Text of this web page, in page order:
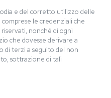
e del corretto utilizzo delle
le credenziali che
nonché di ogni
che dovesse derivare a
di terzi a seguito del non
sottrazione di tali